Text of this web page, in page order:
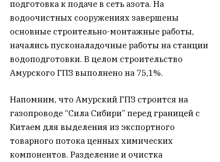
подготовка к подаче в сеть азота. На
водоочистных сооружениях завершены
основные строительно-монтажные работы,
начались пусконаладочные работы на станции
водоподготовки. В целом строительство
Амурского ГПЗ выполнено на 75,1%.
Напомним, что Амурский ГПЗ строится на
газопроводе “Сила Сибири” перед границей с
Китаем для выделения из экспортного
товарного потока ценных химических
компонентов. Разделение и очистка